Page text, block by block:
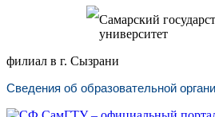
Самарский
университет
филиал в г. Сызрани
Сведения об образовательной